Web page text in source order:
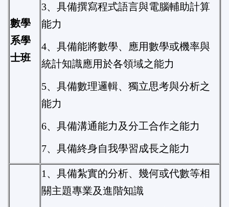
數學
系學
士班
3、具備撰寫程式語言與電腦輔助計算
能力
4、具備能將數學、應用數學或機率與
統計知識應用於各領域之能力
5、具備數理邏輯、獨立思考與分析之
能力
6、具備溝通能力及分工合作之能力
7、具備終身自我學習成長之能力
1、具備紮實的分析、幾何或代數等相
關主題專業及進階知識